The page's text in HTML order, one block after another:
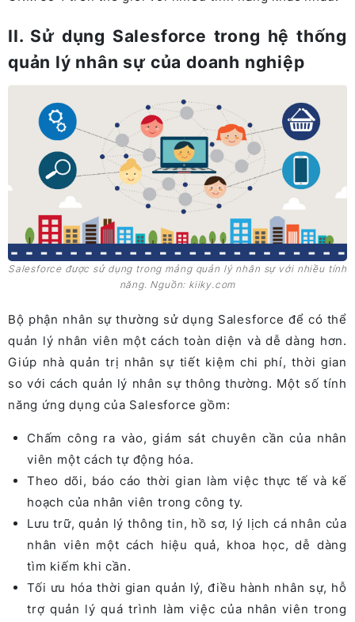
II. Sử dụng Salesforce trong hệ thống
quản lý nhân sự của doanh nghiệp
Salesforce được sử dụng trong mảng quản lý nhân sự với nhiều tính
năng. Nguồn: kiiky.com
Bộ phận nhân sự thường sử dụng Salesforce để có thể
quản lý nhân viên một cách toàn diện và dễ dàng hơn.
Giúp nhà quản trị nhân sự tiết kiệm chi phí, thời gian
so với cách quản lý nhân sự thông thường. Một số tính
năng ứng dụng của Salesforce gồm:
Chấm công ra vào, giám sát chuyên cần của nhân
viên một cách tự động hóa.
Theo dõi, báo cáo thời gian làm việc thực tế và kế
hoạch của nhân viên trong công ty.
Lưu trữ, quản lý thông tin, hồ sơ, lý lịch cá nhân của
nhân viên một cách hiệu quả, khoa học, dễ dàng
tìm kiếm khi cần.
Tối ưu hóa thời gian quản lý, điều hành nhân sự, hỗ
trợ quản lý quá trình làm việc của nhân viên trong